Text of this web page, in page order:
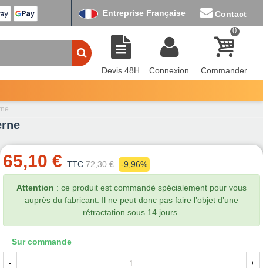
Entreprise Française Contact
Devis 48H Connexion
0
Commander
65,10 € TTC 72,30 € -9,96%
Attention : ce produit est commandé spécialement pour vous
auprès du fabricant. Il ne peut donc pas faire l’objet d’une
rétractation sous 14 jours.
Sur commande
- +